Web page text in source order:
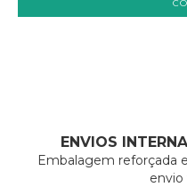
ENVIOS
Embalagem reforçada
envio